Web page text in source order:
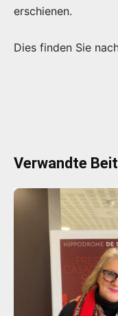
erschienen.
Dies finden Sie
Verwandte